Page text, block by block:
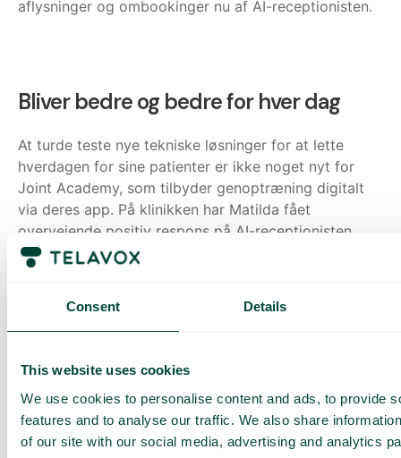
Consent Details
This website uses cookies
We use cookies to personalise content and ads, to provide
features and to analyse our traffic. We also share
of our site with our social media, advertising and analytics
aflysninger og ombookinger nu af AI-receptionisten.
Bliver bedre og bedre for hver dag
At turde teste nye tekniske løsninger for at lette
hverdagen for sine patienter er ikke noget nyt for
Joint Academy, som tilbyder genoptræning digitalt
via deres app. På klinikken har Matilda fået
overvejende positiv respons på AI-receptionisten.
Mange udtrykker overraskelse over, hvor godt AI’en
fungerer.
”Vi har fået mange kommentarer som ’Gud,
den her er helt utrolig, hvor er den dygtig’.
vil tale med et menneske’ – og det slipper
vi nok ikke udenom. Men så har vi jo
stadig muligheden for, at de kan vælge at
blive ringet op, når vi har personale til